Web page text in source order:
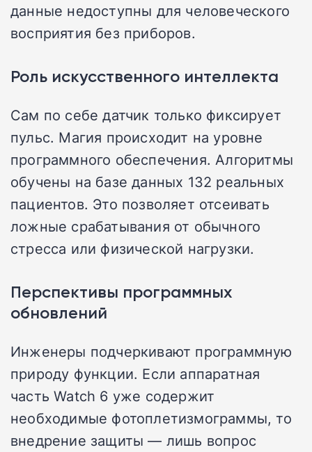
данные недоступны для человеческого
восприятия без приборов.
Роль искусственного интеллекта
Сам по себе датчик только фиксирует
пульс. Магия происходит на уровне
программного обеспечения. Алгоритмы
обучены на базе данных 132 реальных
пациентов. Это позволяет отсеивать
ложные срабатывания от обычного
стресса или физической нагрузки.
Перспективы программных
обновлений
Инженеры подчеркивают программную
природу функции. Если аппаратная
часть Watch 6 уже содержит
необходимые фотоплетизмограммы, то
внедрение защиты — лишь вопрос